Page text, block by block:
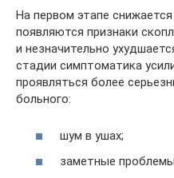
На первом этапе
появляются признаки
и незначительно
стадии симптоматика
проявляться более
больного:
шум в ушах;
заметные